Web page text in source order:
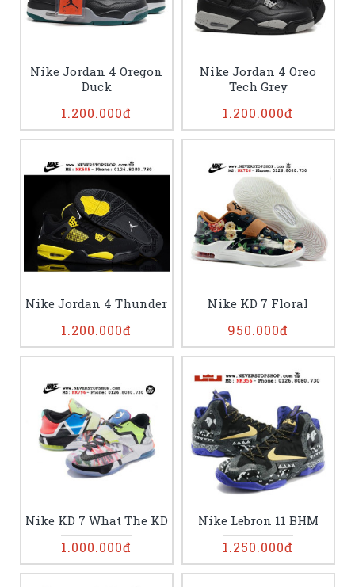
Nike Jordan 4 Oregon
Duck
1.200.000đ
Nike Jordan 4 Oreo
Tech Grey
1.200.000đ
Nike Jordan 4 Thunder
1.200.000đ
Nike KD 7 Floral
950.000đ
Nike KD 7 What The KD
1.000.000đ
Nike Lebron 11 BHM
1.250.000đ